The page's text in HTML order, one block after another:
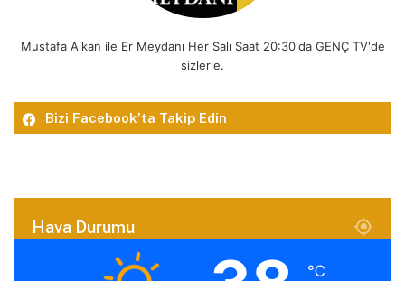
Mustafa Alkan ile Er Meydanı Her Salı Saat 20:30'da GENÇ TV'de
sizlerle.
Bizi Facebook’ta Takip Edin
Hava Durumu
℃